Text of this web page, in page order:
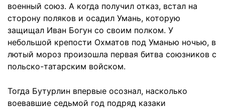
военный союз. А когда получил отказ, встал на
сторону поляков и осадил Умань, которую
защищал Иван Богун со своим полком. У
небольшой крепости Охматов под Уманью ночью, в
лютый мороз произошла первая битва союзников с
польско-татарским войском.
Тогда Бутурлин впервые осознал, насколько
воевавшие седьмой год подряд казаки